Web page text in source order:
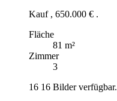
Kauf , 650.000 € .
Fläche
81 m²
Zimmer
3
16 16 Bilder verfügbar.